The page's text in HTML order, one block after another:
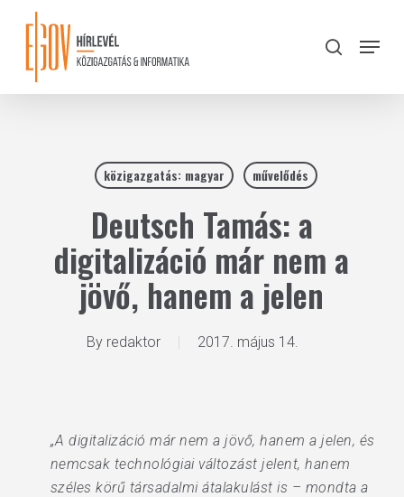
content
search
Menu
közigazgatás: magyar művelődés
Deutsch Tamás: a
digitalizáció már nem a
jövő, hanem a jelen
By redaktor 2017. május 14.
„A digitalizáció már nem a jövő, hanem a jelen, és
nemcsak technológiai változást jelent, hanem
széles körű társadalmi átalakulást is – mondta a
Close